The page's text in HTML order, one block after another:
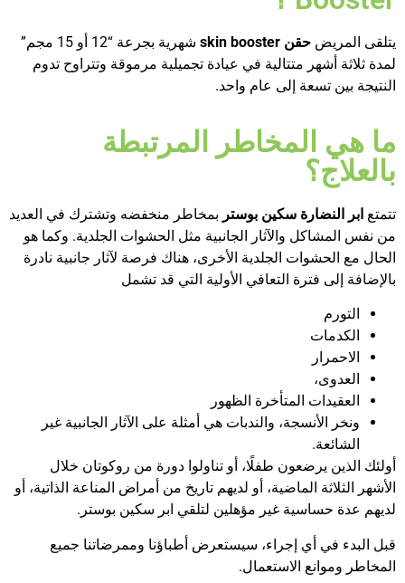
يتلقى المريض حقن skin booster
شهرية بجرعة “12 أو 15 مجم”
لمدة ثلاثة أشهر متتالية في عيادة تجميلية مرموقة وتتراوح تدوم
النتيجة بين تسعة إلى عام واحد.
ما هي المخاطر المرتبطة
بالعلاج؟
تتمتع ابر النضارة سكين بوستر بمخاطر منخفضه وتشترك في العديد
من نفس المشاكل والآثار الجانبية مثل الحشوات الجلدية. وكما هو
الحال مع الحشوات الجلدية الأخرى، هناك فرصة لآثار جانبية نادرة
بالإضافة إلى فترة التعافي الأولية التي قد تشمل
التورم
الكدمات
الاحمرار
العدوى،
العقيدات المتأخرة الظهور
ونخر الأنسجة، والندبات هي أمثلة على الآثار الجانبية غير
الشائعة.
أولئك الذين يرضعون طفلًا، أو تناولوا دورة من روكوتان خلال
الأشهر الثلاثة الماضية، أو لديهم تاريخ من أمراض المناعة الذاتية، أو
لديهم عدة حساسية غير مؤهلين لتلقي ابر سكين بوستر.
قبل البدء في أي إجراء، سيستعرض أطباؤنا وممرضاتنا جميع
المخاطر وموانع الاستعمال.